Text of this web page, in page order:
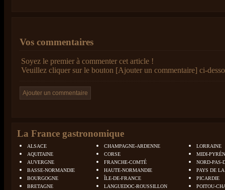
Vos commentaires
Soyez le premier à commenter cet article !
Veuillez cliquer sur le bouton [Ajouter un commentaire] ci-
La France gastronomique
ALSACE
AQUITAINE
AUVERGNE
BASSE-NORMANDIE
BOURGOGNE
BRETAGNE
CHAMPAGNE-ARDENNE
CORSE
FRANCHE-COMTÉ
HAUTE-NORMANDIE
ÎLE-DE-FRANCE
LANGUEDOC-ROUSSILLON
LORRAINE
MIDI-
NORD-PAS-
PAYS DE
PICARDIE
POITOU-